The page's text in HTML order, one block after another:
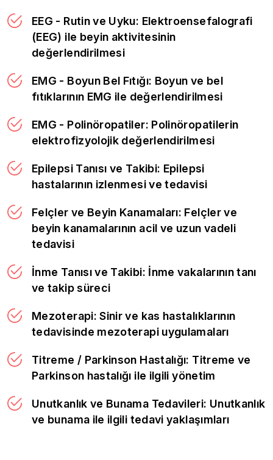
EEG - Rutin ve Uyku: Elektroensefalografi
(EEG) ile beyin aktivitesinin
değerlendirilmesi
EMG - Boyun Bel Fıtığı: Boyun ve bel
fıtıklarının EMG ile değerlendirilmesi
EMG - Polinöropatiler: Polinöropatilerin
elektrofizyolojik değerlendirilmesi
Epilepsi Tanısı ve Takibi: Epilepsi
hastalarının izlenmesi ve tedavisi
Felçler ve Beyin Kanamaları: Felçler ve
beyin kanamalarının acil ve uzun vadeli
tedavisi
İnme Tanısı ve Takibi: İnme vakalarının tanı
ve takip süreci
Mezoterapi: Sinir ve kas hastalıklarının
tedavisinde mezoterapi uygulamaları
Titreme / Parkinson Hastalığı: Titreme ve
Parkinson hastalığı ile ilgili yönetim
Unutkanlık ve Bunama Tedavileri: Unutkanlık
ve bunama ile ilgili tedavi yaklaşımları